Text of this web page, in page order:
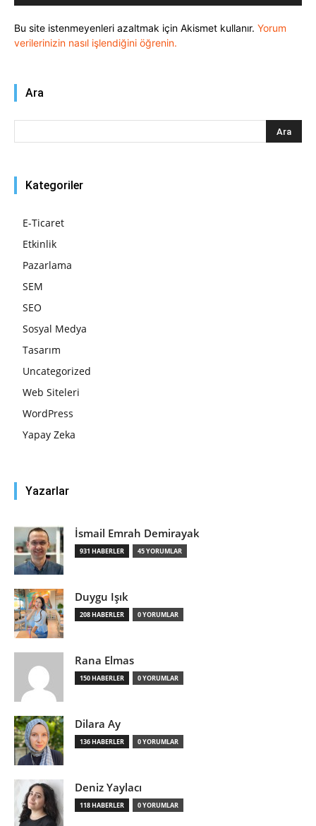
Bu site istenmeyenleri azaltmak için Akismet kullanır. Yorum
verilerinizin nasıl işlendiğini öğrenin.
Ara
Kategoriler
E-Ticaret
Etkinlik
Pazarlama
SEM
SEO
Sosyal Medya
Tasarım
Uncategorized
Web Siteleri
WordPress
Yapay Zeka
Yazarlar
İsmail Emrah Demirayak
931 HABERLER 45 YORUMLAR
Duygu Işık
208 HABERLER 0 YORUMLAR
Rana Elmas
150 HABERLER 0 YORUMLAR
Dilara Ay
136 HABERLER 0 YORUMLAR
Deniz Yaylacı
118 HABERLER 0 YORUMLAR